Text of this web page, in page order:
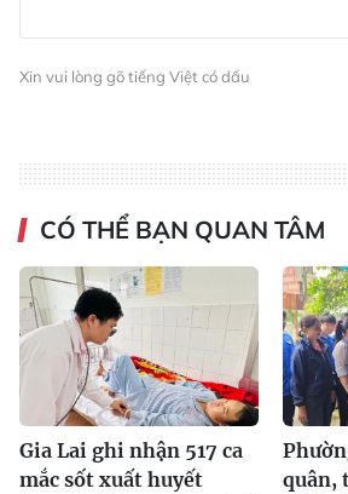
Xin vui lòng gõ tiếng Việt có dấu
CÓ THỂ BẠN QUAN TÂM
Gia Lai ghi nhận 517 ca
mắc sốt xuất huyết
quân,